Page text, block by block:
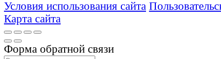
Условия использования сайта
Карта сайта
Форма обратной связи